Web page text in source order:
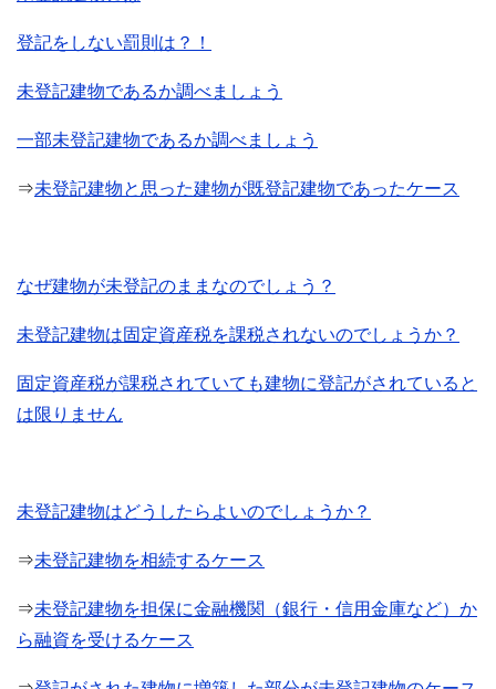
登記をしない罰則は？！
未登記建物であるか調べましょう
一部未登記建物であるか調べましょう
⇒未登記建物と思った建物が既登記建物であったケース
なぜ建物が未登記のままなのでしょう？
未登記建物は固定資産税を課税されないのでしょうか？
固定資産税が課税されていても建物に登記がされていると
は限りません
未登記建物はどうしたらよいのでしょうか？
⇒未登記建物を相続するケース
⇒未登記建物を担保に金融機関（銀行・信用金庫など）か
ら融資を受けるケース